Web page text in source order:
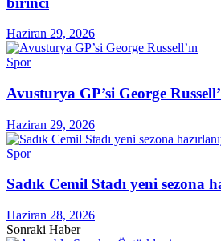
Haziran 29, 2026
Spor
Avusturya GP’si George
Haziran 29, 2026
Spor
Sadık Cemil Stadı yeni sezona
Haziran 28, 2026
Sonraki Haber